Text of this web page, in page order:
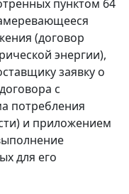
пунктом 64
(договор
энергии),
заявку о
с
потребления
и приложением
для его